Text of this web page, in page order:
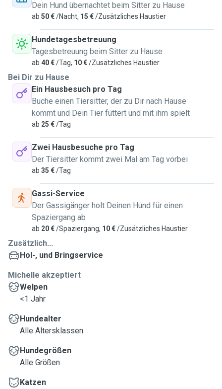
Dein Hund übernachtet beim Sitter zu Hause
ab 50 €/Nacht, 15 €/Zusätzliches Haustier
Hundetagesbetreuung
Tagesbetreuung beim Sitter zu Hause
ab 40 €/Tag, 10 €/Zusätzliches Haustier
Bei Dir zu Hause
Ein Hausbesuch pro Tag
Buche einen Tiersitter, der zu Dir nach Hause
kommt und Dein Tier füttert und mit ihm spielt
ab 25 €/Tag
Zwei Hausbesuche pro Tag
Der Tiersitter kommt zwei Mal am Tag vorbei
ab 35 €/Tag
Gassi-Service
Der Gassigänger holt Deinen Hund für einen
Spaziergang ab
ab 20 €/Spaziergang, 10 €/Zusätzliches Haustier
Zusätzlich...
Hol-, und Bringservice
Michelle akzeptiert
Welpen
<1 Jahr
Hundealter
Alle Altersklassen
Hundegrößen
Alle Größen
Katzen